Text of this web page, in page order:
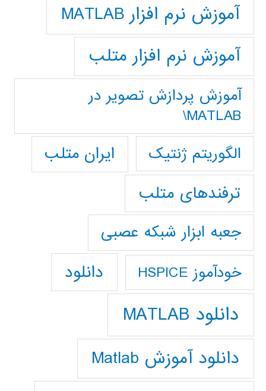
آموزش نرم افزار MATLAB
آموزش نرم افزار متلب
آموزش پردازش تصوير در
MATLAB\
الگوریتم ژنتیک
ایران متلب
ترفندهای متلب
جعبه ابزار شبکه عصبی
خودآموز HSPICE دانلود
دانلود MATLAB
دانلود آموزش Matlab